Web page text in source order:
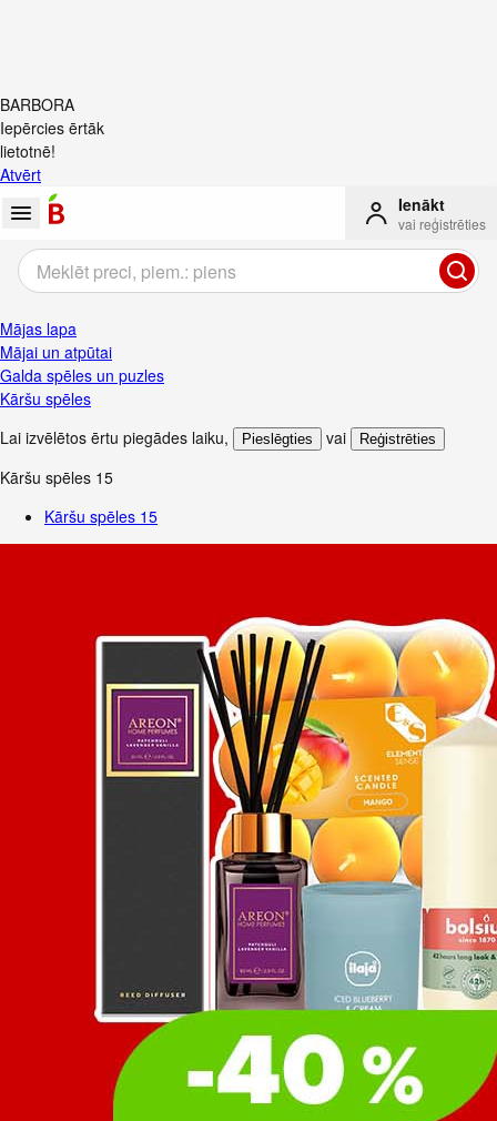
BARBORA
Iepērcies ērtāk
lietotnē!
Atvērt
Ienākt
vai reģistrēties
Mājas lapa
Mājai un atpūtai
Galda spēles un puzles
Kāršu spēles
Lai izvēlētos ērtu piegādes laiku, Pieslēgties vai Reģistrēties
Kāršu spēles 15
Kāršu spēles 15